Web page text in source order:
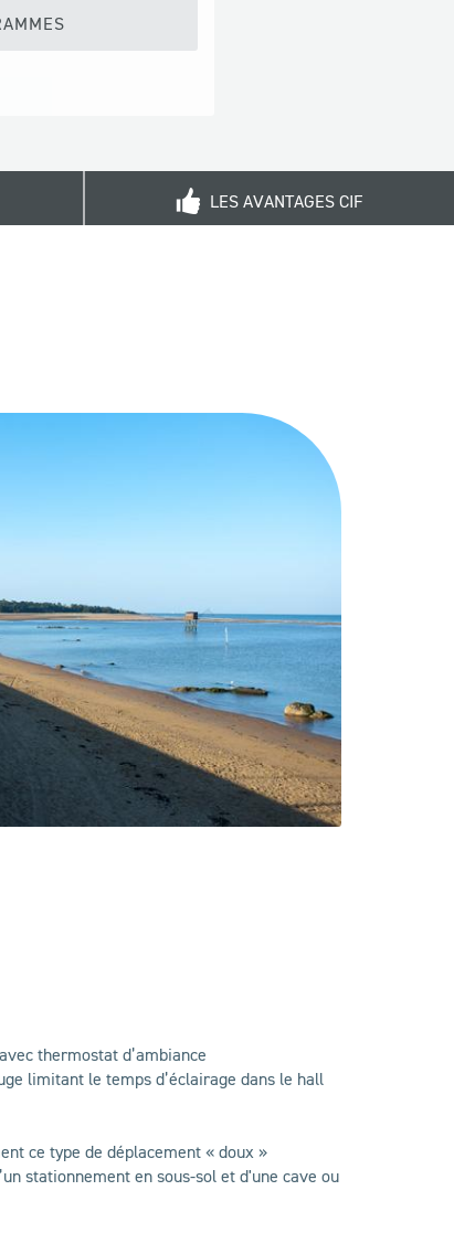
LES AVANTAGES CIF
thermostat d’ambiance
limitant le temps d’éclairage dans le hall
ce type de déplacement « doux »
stationnement en sous-sol et d'une cave ou